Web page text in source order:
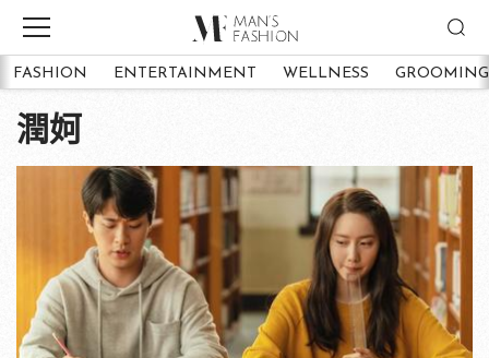
FASHION ENTERTAINMENT WELLNESS GROOMING
潤妸